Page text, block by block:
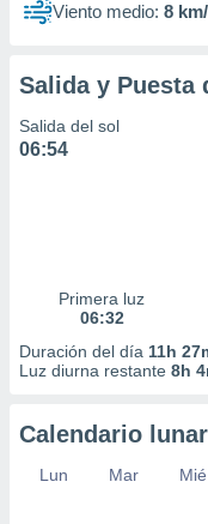
1199
Viento medio: 8
Salida y Puesta
Salida del sol
06:54
Primera luz
06:32
Duración del día 11h
Luz diurna restante 8h
Calendario lunar
Lun Mar Mié